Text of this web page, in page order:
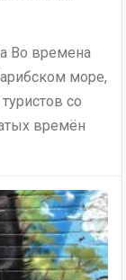
Во времена
море,
со
времён